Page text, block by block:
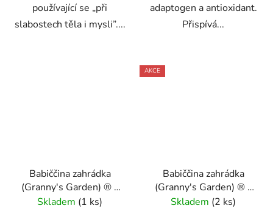
používající se „při
slabostech těla i mysli”....
adaptogen a antioxidant.
Přispívá...
Babiččina zahrádka
(Granny's Garden) ® -
ovocný 1 kg - Oxalis
Skladem (1 ks)
AKCE
Babiččina zahrádka
(Granny's Garden) ® -
ovocný 80 g - Oxalis
Skladem (2 ks)